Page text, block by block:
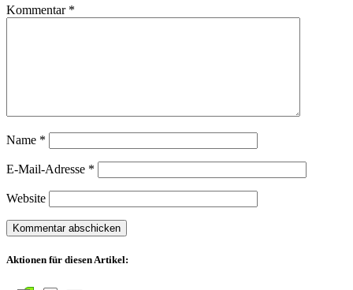
Kommentar *
Name *
E-Mail-Adresse *
Website
Aktionen für diesen Artikel: